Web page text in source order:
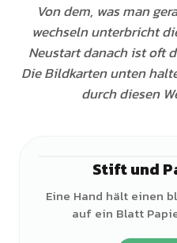
Von dem, was man
wechseln unterbricht
Neustart danach ist oft
Die Bildkarten unten
durch diesen
Stift und
Eine Hand hält einen
auf ein Blatt